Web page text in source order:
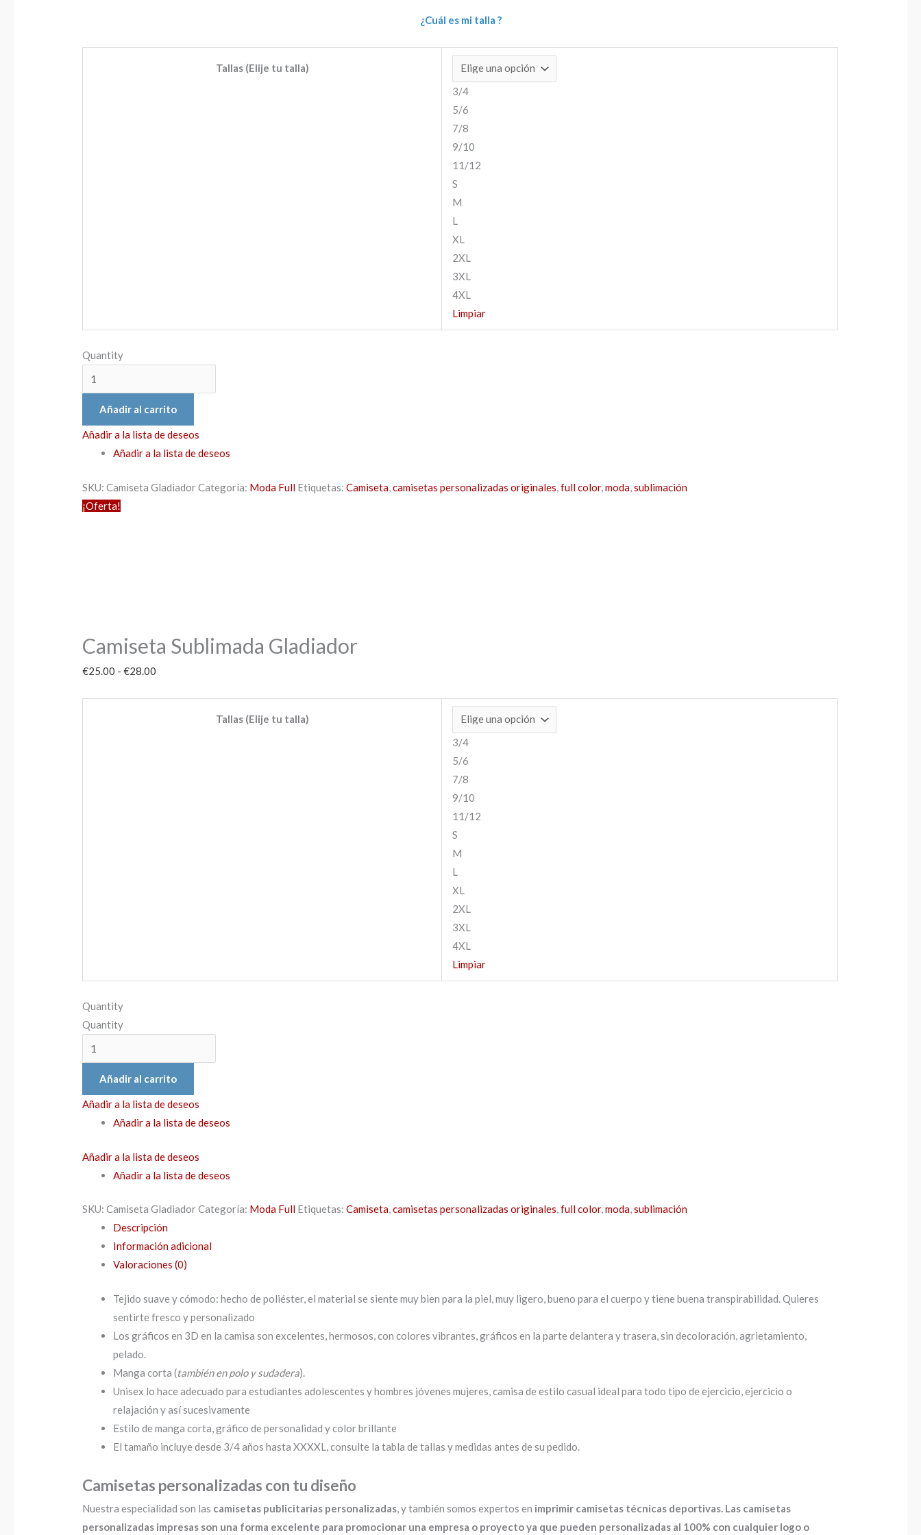
¿Cuál es mi talla ?
Tallas (Elije tu talla)
3/4
5/6
7/8
9/10
11/12
S
M
L
XL
2XL
3XL
4XL
Limpiar
Quantity
Añadir al carrito
Añadir a la lista de deseos
Añadir a la lista de deseos
SKU:Camiseta GladiadorCategoría: Moda Full Etiquetas:Camiseta,camisetas personalizadas originales,full color,moda,sublimación
¡Oferta!
Camiseta Sublimada Gladiador
€25.00 - €28.00
Tallas (Elije tu talla)
3/4
5/6
7/8
9/10
11/12
S
M
L
XL
2XL
3XL
4XL
Limpiar
Quantity
Quantity
Añadir al carrito
Añadir a la lista de deseos
Añadir a la lista de deseos
Añadir a la lista de deseos
Añadir a la lista de deseos
SKU:Camiseta GladiadorCategoría: Moda Full Etiquetas:Camiseta,camisetas personalizadas originales,full color,moda,sublimación
Descripción
Información adicional
Valoraciones (0)
Tejido suave y cómodo: hecho de poliéster, el material se siente muy bien para la piel, muy ligero, bueno para el cuerpo y tiene buena transpirabilidad. Quieres
sentirte fresco y personalizado
Los gráficos en 3D en la camisa son excelentes, hermosos, con colores vibrantes, gráficos en la parte delantera y trasera, sin decoloración, agrietamiento,
pelado.
Manga corta (también en polo y sudadera).
Unisex lo hace adecuado para estudiantes adolescentes y hombres jóvenes mujeres, camisa de estilo casual ideal para todo tipo de ejercicio, ejercicio o
relajación y así sucesivamente
Estilo de manga corta, gráfico de personalidad y color brillante
El tamaño incluye desde 3/4 años hasta XXXXL, consulte la tabla de tallas y medidas antes de su pedido.
Camisetas personalizadas con tu diseño
Nuestra especialidad son las camisetas publicitarias personalizadas, y también somos expertos en imprimir camisetas técnicas deportivas. Las camisetas
personalizadas impresas son una forma excelente para promocionar una empresa o proyecto ya que pueden personalizadas al 100% con cualquier logo o